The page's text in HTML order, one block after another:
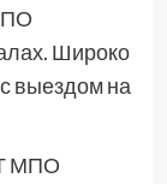
Широко
выездом на
МПО